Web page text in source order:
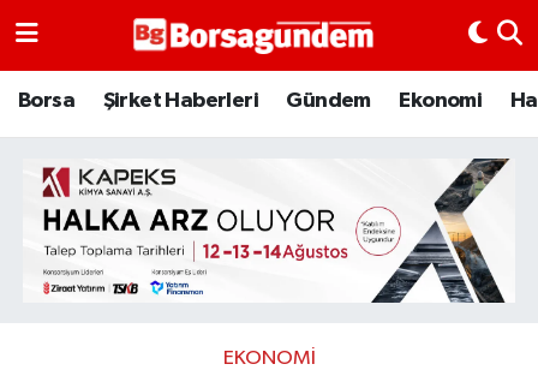
Borsa Şirket Haberleri Gündem Ekonomi
EKONOMI
Borsa
Emtia
Galeri